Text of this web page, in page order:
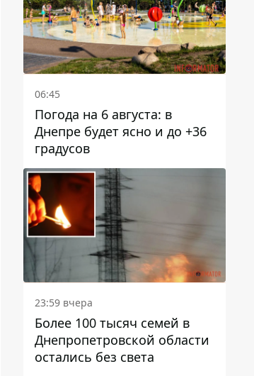
06:45
Погода на 6 августа: в
Днепре будет ясно и до +36
градусов
23:59 вчера
Более 100 тысяч семей в
Днепропетровской области
остались без света